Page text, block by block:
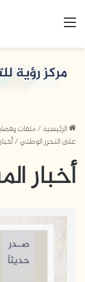
الرئيسية/ملفات
على التحرر الوطني/
أخبار